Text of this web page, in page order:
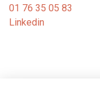
01 76 35 05 83
Linkedin